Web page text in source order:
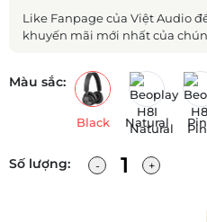
Like Fanpage của Việt Audio
khuyến mãi mới nhất của
Màu sắc:
Black Natural
Số lượng: